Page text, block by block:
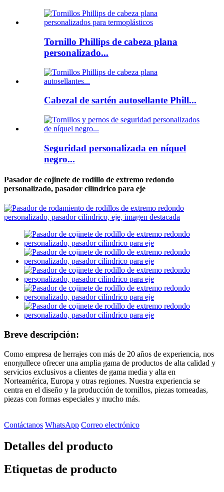
Tornillo Phillips de cabeza plana
personalizado...
Cabezal de sartén autosellante Phill...
Seguridad personalizada en níquel
negro...
Pasador de cojinete de rodillo de extremo redondo
personalizado, pasador cilíndrico para eje
Breve descripción:
Como empresa de herrajes con más de 20 años de experiencia, nos
enorgullece ofrecer una amplia gama de productos de alta calidad y
servicios exclusivos a clientes de gama media y alta en
Norteamérica, Europa y otras regiones. Nuestra experiencia se
centra en el diseño y la producción de tornillos, piezas torneadas,
piezas con formas especiales y mucho más.
Contáctanos WhatsApp Correo electrónico
Detalles del producto
Etiquetas de producto